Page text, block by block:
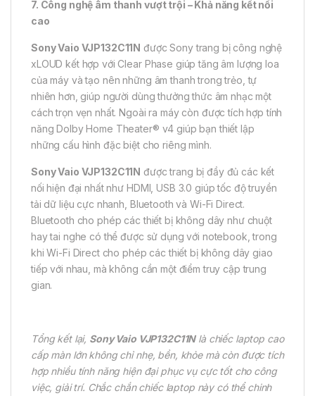
7. Công nghệ âm thanh vượt trội – Khả năng kết nối
cao
Sony Vaio VJP132C11N được Sony trang bị công nghệ
xLOUD kết hợp với Clear Phase giúp tăng âm lượng loa
của máy và tạo nên những âm thanh trong trẻo, tự
nhiên hơn, giúp người dùng thưởng thức âm nhạc một
cách trọn vẹn nhất. Ngoài ra máy còn được tích hợp tính
năng Dolby Home Theater® v4 giúp bạn thiết lập
những cấu hình đặc biệt cho riêng mình.
Sony Vaio VJP132C11N được trang bị đầy đủ các kết
nối hiện đại nhất như HDMI, USB 3.0 giúp tốc độ truyền
tải dữ liệu cực nhanh, Bluetooth và Wi-Fi Direct.
Bluetooth cho phép các thiết bị không dây như chuột
hay tai nghe có thể được sử dụng với notebook, trong
khi Wi-Fi Direct cho phép các thiết bị không dây giao
tiếp với nhau, mà không cần một điểm truy cập trung
gian.
Tổng kết lại, Sony Vaio VJP132C11Nlà chiếc laptop cao
cấp màn lớn không chỉ nhẹ, bền, khỏe mà còn được tích
hợp nhiều tính năng hiện đại phục vụ cực tốt cho công
việc, giải trí. Chắc chắn chiếc laptop này có thể chinh